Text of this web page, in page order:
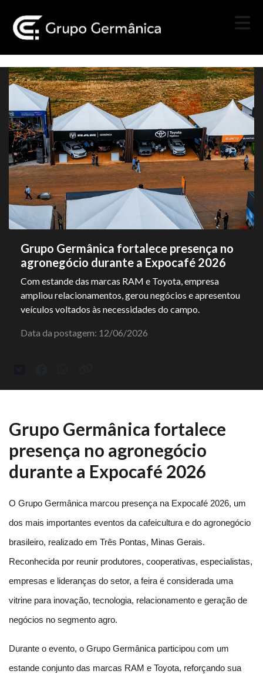
Grupo Germânica fortalece presença no
agronegócio durante a Expocafé 2026
Com estande das marcas RAM e Toyota, empresa
ampliou relacionamentos, gerou negócios e apresentou
veículos voltados às necessidades do campo.
Data da postagem: 12/06/2026
Grupo Germânica fortalece
presença no agronegócio
durante a Expocafé 2026
O Grupo Germânica marcou presença na Expocafé 2026, um
dos mais importantes eventos da cafeicultura e do agronegócio
brasileiro, realizado em Três Pontas, Minas Gerais.
Reconhecida por reunir produtores, cooperativas, especialistas,
empresas e lideranças do setor, a feira é considerada uma
vitrine para inovação, tecnologia, relacionamento e geração de
negócios no segmento agro.
Durante o evento, o Grupo Germânica participou com um
estande conjunto das marcas RAM e Toyota, reforçando sua